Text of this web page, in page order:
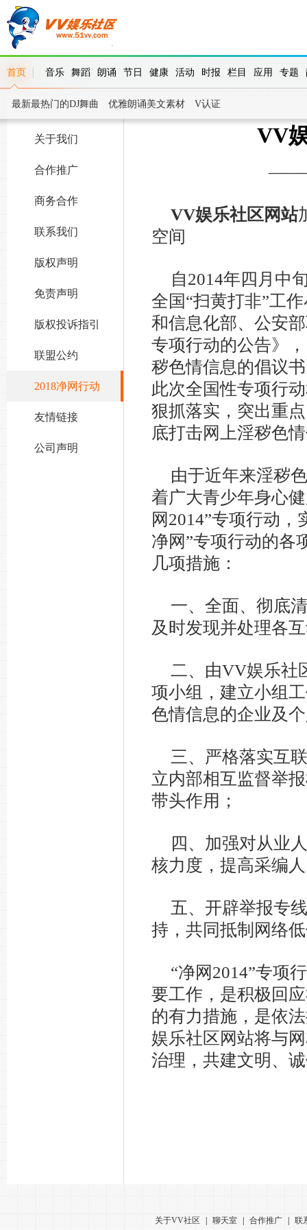
首页 音乐 舞蹈 朗诵 节日 健康 活动 时报 栏目 应用 专题
最新最热门的DJ舞曲 优雅朗诵美文素材 V认证
关于我们
合作推广
商务合作
联系我们
版权声明
免责声明
版权投诉指引
联盟公约
2018净网行动
友情链接
公司声明
VV
VV娱乐社区网站
空间
自2014年四月中
全国“扫黄打非”工
和信息化部、公安
专项行动的公告》
秽色情信息的倡议
此次全国性专项行
狠抓落实，突出重
底打击网上淫秽色
由于近年来淫秽
着广大青少年身心
网2014”专项行动
净网”专项行动的各
几项措施：
一、全面、彻底
及时发现并处理各
二、由VV娱乐社
项小组，建立小组
色情信息的企业及
三、严格落实互
立内部相互监督举
带头作用；
四、加强对从业
核力度，提高采编
五、开辟举报专
持，共同抵制网络
“净网2014”专项
要工作，是积极回
的有力措施，是依
娱乐社区网站将与
治理，共建文明、
关于VV社区 聊天室 合作推广 联